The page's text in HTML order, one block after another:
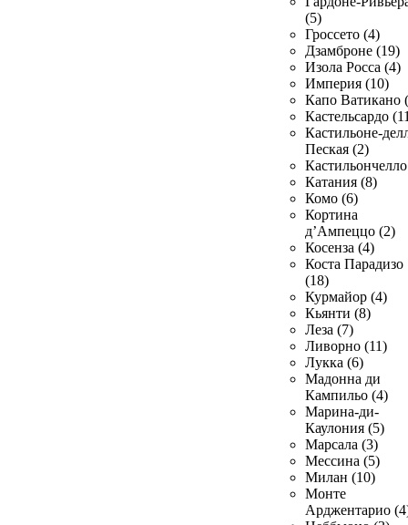
(5)
Гроссето (4)
Дзамброне (19)
Изола Росса (4)
Империя (10)
Капо Ватикано
Кастельсардо
Кастильоне-
Пеская (2)
Катания (8)
Комо (6)
Кортина
д’Ампеццо (2)
Косенза (4)
Коста Парадизо
(18)
Курмайор (4)
Кьянти (8)
Леза (7)
Ливорно (11)
Лукка (6)
Мадонна ди
Кампильо (4)
Марина-ди-
Каулония (5)
Марсала (3)
Мессина (5)
Милан (10)
Монте
Арджентарио